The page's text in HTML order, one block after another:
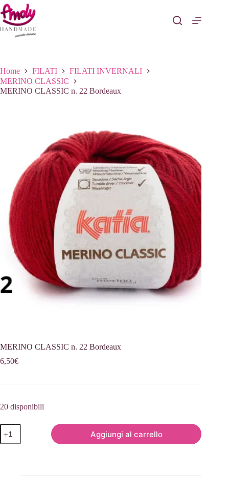
Salta
al
contenuto
Home FILATI
FILATI INVERNALI
MERINO CLASSIC
MERINO CLASSIC n. 22 Bordeaux
MERINO CLASSIC n. 22 Bordeaux
6,50€
20 disponibili
MERINO
CLASSIC
n.
Aggiungi al carrello